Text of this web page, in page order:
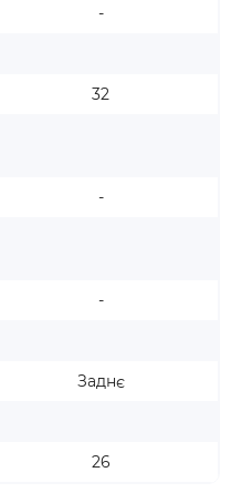
-
32
-
-
Заднє
26